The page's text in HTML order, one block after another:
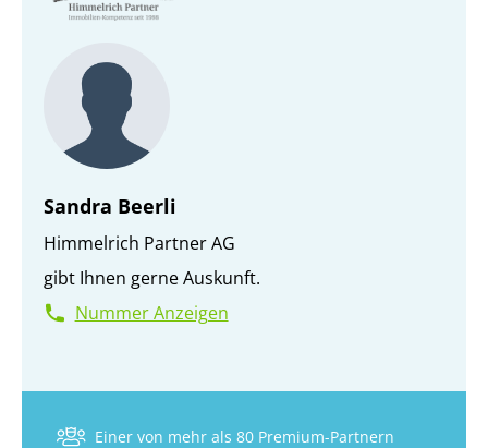
Eigentumsübertragung.
Bemerkungen:
Handänderungs- und Notariatskosten werden je zur
Hälfte von Käufer und Verkäufer übernommen.
Zwischenverkauf und Preisänderungen vorbehalten.
Sandra Beerli
Himmelrich Partner AG
gibt Ihnen gerne Auskunft.
Nummer Anzeigen
Einer von mehr als 80 Premium-Partnern